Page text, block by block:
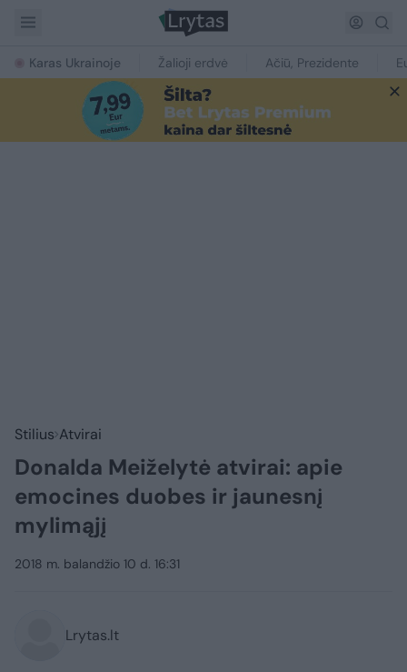
Karas Ukrainoje Žalioji erdvė Ačiū, Prezidente
Stilius Atvirai
Donalda Meiželytė atvirai: apie
emocines duobes ir jaunesnį
mylimąjį
2018 m. balandžio 10 d. 16:31
Lrytas.lt